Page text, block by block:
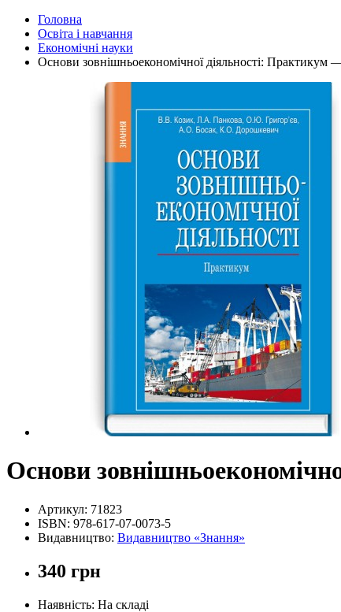
Головна
Освіта і навчання
Економічні науки
Основи зовнішньоекономічної діяльності:
Основи
Артикул: 71823
ISBN: 978-617-07-0073-5
Видавництво: Видавництво «Знання»
340 грн
Наявність: На складі